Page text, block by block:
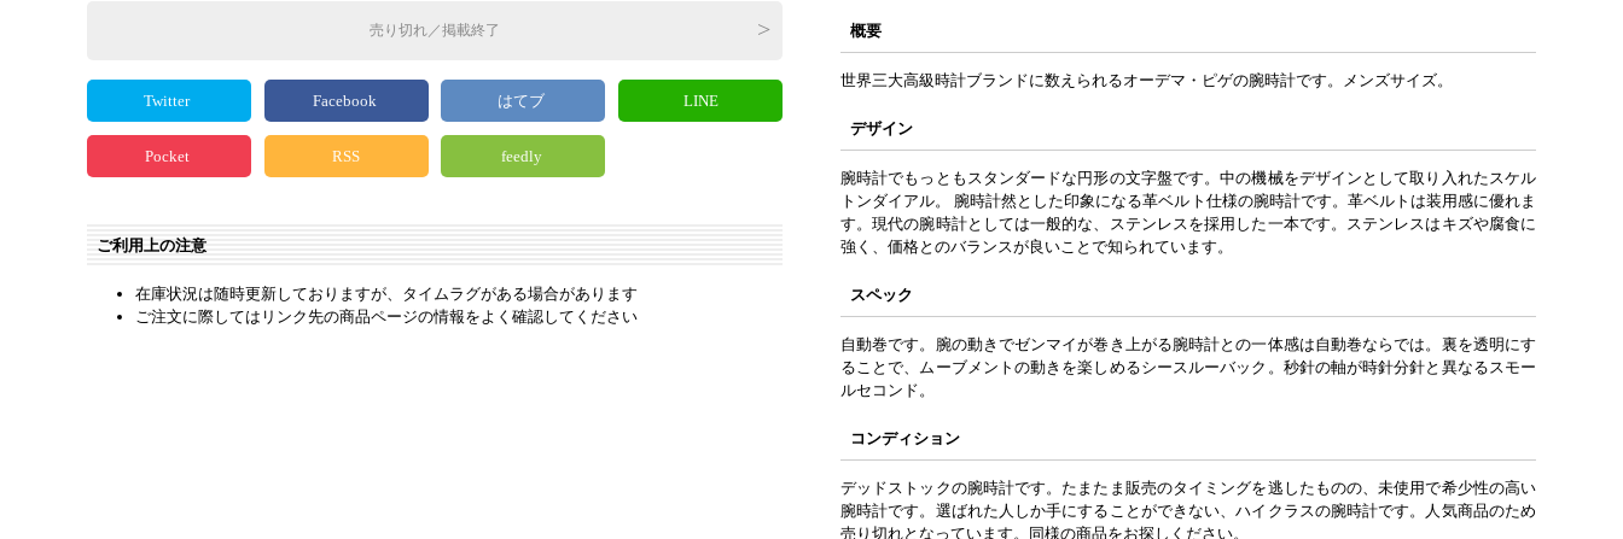
概要
世界三大高級時計ブランドに数えられるオーデマ・ピゲの腕時計です。メンズサイズ。
デザイン
腕時計でもっともスタンダードな円形の文字盤です。中の機械をデザインとして取り入れたスケル
トンダイアル。 腕時計然とした印象になる革ベルト仕様の腕時計です。革ベルトは装用感に優れま
す。現代の腕時計としては一般的な、ステンレスを採用した一本です。ステンレスはキズや腐食に
強く、価格とのバランスが良いことで知られています。
スペック
自動巻です。腕の動きでゼンマイが巻き上がる腕時計との一体感は自動巻ならでは。裏を透明にす
ることで、ムーブメントの動きを楽しめるシースルーバック。秒針の軸が時針分針と異なるスモー
ルセコンド。
コンディション
デッドストックの腕時計です。たまたま販売のタイミングを逃したものの、未使用で希少性の高い
腕時計です。選ばれた人しか手にすることができない、ハイクラスの腕時計です。人気商品のため
売り切れとなっています。同様の商品をお探しください。
売り切れ／掲載終了
Twitter Facebook はてブ LINE
Pocket RSS feedly
ご利用上の注意
在庫状況は随時更新しておりますが、タイムラグがある場合があります
ご注文に際してはリンク先の商品ページの情報をよく確認してください